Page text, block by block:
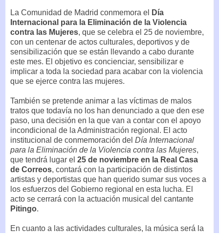
La Comunidad de Madrid conmemora el
Día
Internacional para la Eliminación de la Violencia
contra las Mujeres, que se celebra el 25 de noviembre,
con un centenar de actos culturales, deportivos y de
sensibilización que se están llevando a cabo durante
este mes. El objetivo es concienciar, sensibilizar e
implicar a toda la sociedad para acabar con la violencia
que se ejerce contra las mujeres.
También se pretende animar a las víctimas de malos
tratos que todavía no los han denunciado a que den ese
paso, una decisión en la que van a contar con el apoyo
incondicional de la Administración regional. El acto
institucional de conmemoración del Día Internacional
para la Eliminación de la Violencia contra las Mujeres,
que tendrá lugar el 25 de noviembre en la Real Casa
de Correos, contará con la participación de distintos
artistas y deportistas que han querido sumar sus voces a
los esfuerzos del Gobierno regional en esta lucha. El
acto se cerrará con la actuación musical del cantante
Pitingo.
En cuanto a las actividades culturales, la música será la